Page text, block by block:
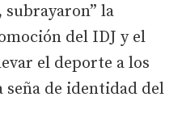
la
del IDJ y el
el deporte a los
seña de identidad del